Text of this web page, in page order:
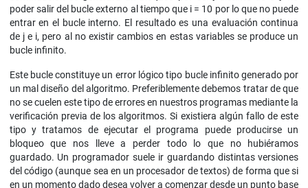
poder salir del bucle externo al tiempo que i = 10 por lo que no puede
entrar en el bucle interno. El resultado es una evaluación continua
de j e i, pero al no existir cambios en estas variables se produce un
bucle infinito.
Este bucle constituye un error lógico tipo bucle infinito generado por
un mal diseño del algoritmo. Preferiblemente debemos tratar de que
no se cuelen este tipo de errores en nuestros programas mediante la
verificación previa de los algoritmos. Si existiera algún fallo de este
tipo y tratamos de ejecutar el programa puede producirse un
bloqueo que nos lleve a perder todo lo que no hubiéramos
guardado. Un programador suele ir guardando distintas versiones
del código (aunque sea en un procesador de textos) de forma que si
en un momento dado desea volver a comenzar desde un punto base